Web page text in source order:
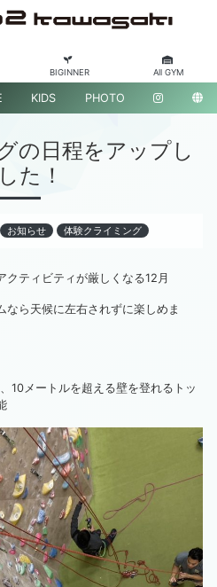
BIGINNER All GYM
KIDS PHOTO
の日程をアップし
た！
お知らせ 体験クライミング
クティビティが厳しくなる12月
ら天候に左右されずに楽しめま
10メートルを超える壁を登れるトッ